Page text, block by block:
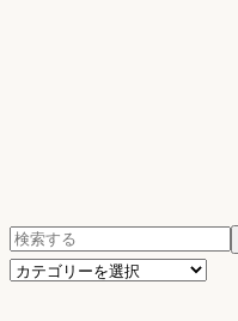
検
索:
カ